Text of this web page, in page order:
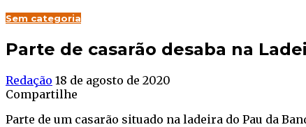
Sem categoria
Parte de casarão desaba na
Redação 18 de agosto de 2020
Compartilhe
Parte de um casarão situado na ladeira do Pau da